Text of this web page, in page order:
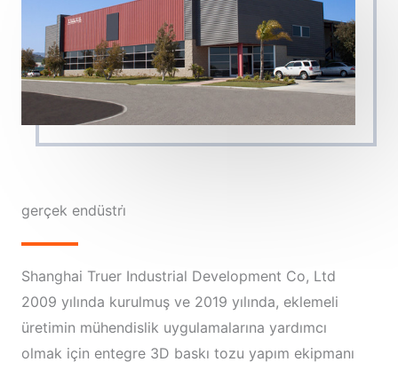
gerçek endüstri̇
Shanghai Truer Industrial Development Co, Ltd
2009 yılında kurulmuş ve 2019 yılında, eklemeli
üretimin mühendislik uygulamalarına yardımcı
olmak için entegre 3D baskı tozu yapım ekipmanı